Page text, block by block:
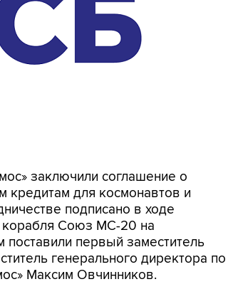
заключили соглашение о
кредитам для космонавтов и
подписано в ходе
корабля Союз МС-20 на
первый заместитель
генерального директора по
Максим Овчинников.